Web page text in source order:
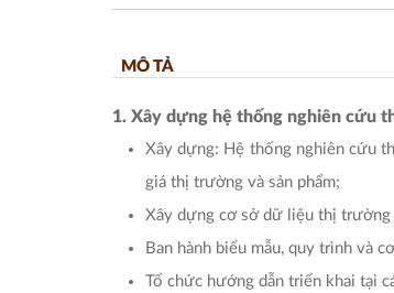
MÔ TẢ
1. Xây dựng hệ thống nghiên cứu
Xây dựng: Hệ thống nghiên cứu
giá thị trường và sản phẩm;
Xây dựng cơ sở dữ liệu thị trường
Ban hành biểu mẫu, quy trình và
Tổ chức hướng dẫn triển khai tại